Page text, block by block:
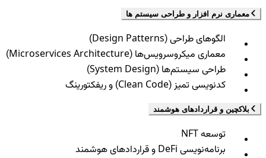
معماری نرم افزار و طراحی سیستم ها
الگوهای طراحی (Design Patterns)
معماری میکروسرویس‌ها (Microservices Architecture)
طراحی سیستم‌ها (System Design)
کدنویسی تمیز (Clean Code) و ریفکتورینگ
بلاکچین و قراردادهای هوشمند
توسعه NFT
برنامه‌نویسی DeFi و قراردادهای هوشمند